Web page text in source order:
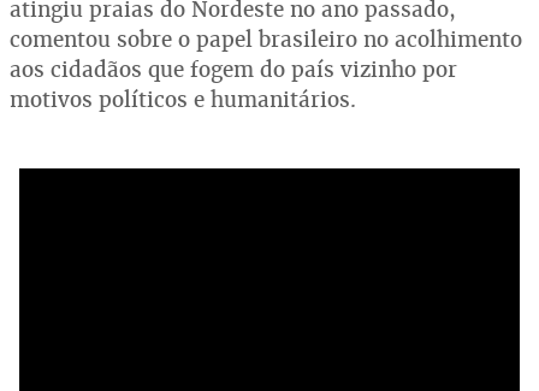
atingiu praias do Nordeste no ano passado,
comentou sobre o papel brasileiro no acolhimento
aos cidadãos que fogem do país vizinho por
motivos políticos e humanitários.